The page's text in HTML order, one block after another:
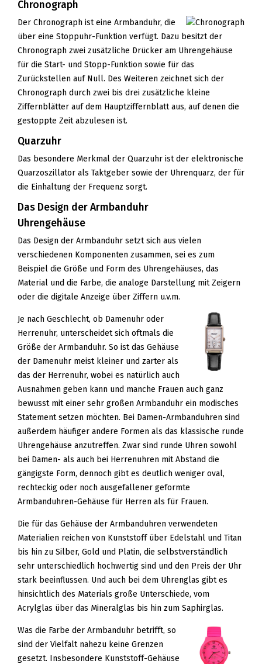
Chronograph
Der Chronograph ist eine Armbanduhr, die
über eine Stoppuhr-Funktion verfügt. Dazu besitzt der
Chronograph zwei zusätzliche Drücker am Uhrengehäuse
für die Start- und Stopp-Funktion sowie für das
Zurückstellen auf Null. Des Weiteren zeichnet sich der
Chronograph durch zwei bis drei zusätzliche kleine
Ziffernblätter auf dem Hauptziffernblatt aus, auf denen die
gestoppte Zeit abzulesen ist.
Quarzuhr
Das besondere Merkmal der Quarzuhr ist der elektronische
Quarzoszillator als Taktgeber sowie der Uhrenquarz, der für
die Einhaltung der Frequenz sorgt.
Das Design der Armbanduhr
Uhrengehäuse
Das Design der Armbanduhr setzt sich aus vielen
verschiedenen Komponenten zusammen, sei es zum
Beispiel die Größe und Form des Uhrengehäuses, das
Material und die Farbe, die analoge Darstellung mit Zeigern
oder die digitale Anzeige über Ziffern u.v.m.
Je nach Geschlecht, ob Damenuhr oder
Herrenuhr, unterscheidet sich oftmals die
Größe der Armbanduhr. So ist das Gehäuse
der Damenuhr meist kleiner und zarter als
das der Herrenuhr, wobei es natürlich auch
Ausnahmen geben kann und manche Frauen auch ganz
bewusst mit einer sehr großen Armbanduhr ein modisches
Statement setzen möchten. Bei Damen-Armbanduhren sind
außerdem häufiger andere Formen als das klassische runde
Uhrengehäuse anzutreffen. Zwar sind runde Uhren sowohl
bei Damen- als auch bei Herrenuhren mit Abstand die
gängigste Form, dennoch gibt es deutlich weniger oval,
rechteckig oder noch ausgefallener geformte
Armbanduhren-Gehäuse für Herren als für Frauen.
Die für das Gehäuse der Armbanduhren verwendeten
Materialien reichen von Kunststoff über Edelstahl und Titan
bis hin zu Silber, Gold und Platin, die selbstverständlich
sehr unterschiedlich hochwertig sind und den Preis der Uhr
stark beeinflussen. Und auch bei dem Uhrenglas gibt es
hinsichtlich des Materials große Unterschiede, vom
Acrylglas über das Mineralglas bis hin zum Saphirglas.
Was die Farbe der Armbanduhr betrifft, so
sind der Vielfalt nahezu keine Grenzen
gesetzt. Insbesondere Kunststoff-Gehäuse